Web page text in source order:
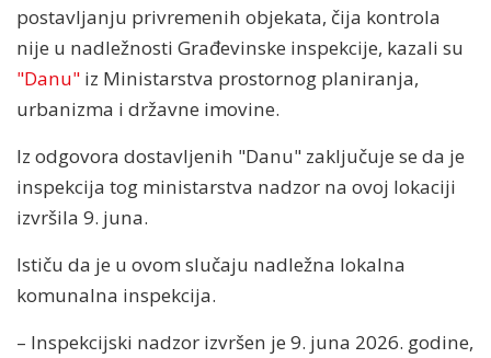
postavljanju privremenih objekata, čija kontrola
nije u nadležnosti Građevinske inspekcije, kazali su
"Danu" iz Ministarstva prostornog planiranja,
urbanizma i državne imovine.
Iz odgovora dostavljenih "Danu" zaključuje se da je
inspekcija tog ministarstva nadzor na ovoj lokaciji
izvršila 9. juna.
Ističu da je u ovom slučaju nadležna lokalna
komunalna inspekcija.
– Inspekcijski nadzor izvršen je 9. juna 2026. godine,